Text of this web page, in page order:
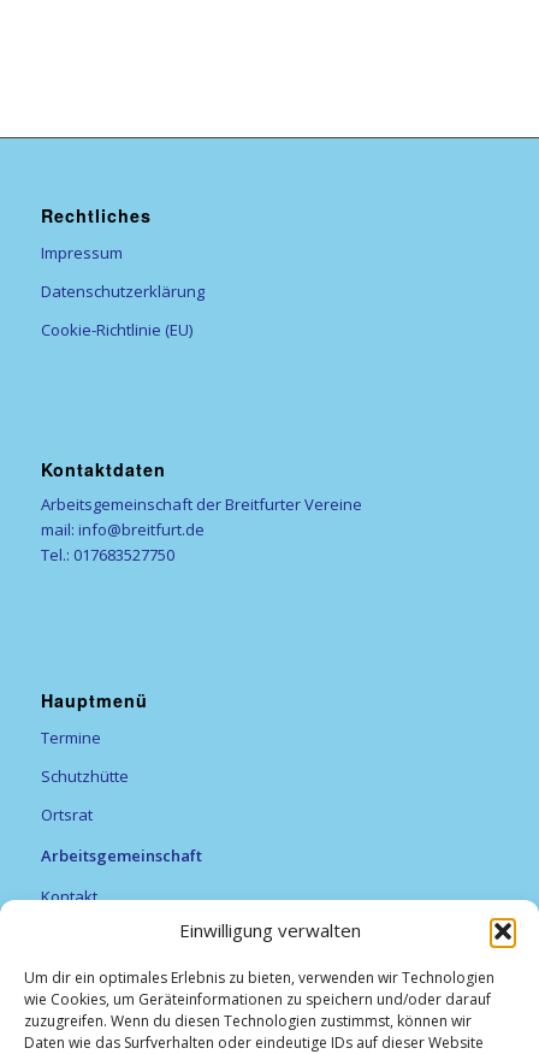
Einwilligung verwalten
Um dir ein optimales Erlebnis zu bieten, verwenden wir Technologien
wie Cookies, um Geräteinformationen zu speichern und/oder darauf
zuzugreifen. Wenn du diesen Technologien zustimmst, können wir
Daten wie das Surfverhalten oder eindeutige IDs auf dieser Website
Rechtliches
Impressum
Datenschutzerklärung
Cookie-Richtlinie (EU)
Kontaktdaten
Arbeitsgemeinschaft der Breitfurter Vereine
mail: info@breitfurt.de
Tel.: 017683527750
Hauptmenü
Termine
Schutzhütte
Ortsrat
Arbeitsgemeinschaft
Kontakt
Feuerwehr
Förderverein Alexanderturm